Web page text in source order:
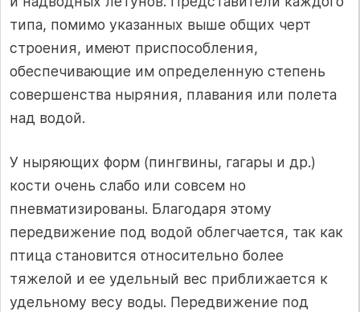
типа, помимо указанных выше общих черт
строения, имеют приспособления,
обеспечивающие им определенную степень
совершенства ныряния, плавания или полета
над водой.
У ныряющих форм (пингвины, гагары и др.)
кости очень слабо или совсем но
пневматизированы. Благодаря этому
передвижение под водой облегчается, так как
птица становится относительно более
тяжелой и ее удельный вес приближается к
удельному весу воды. Передвижение под